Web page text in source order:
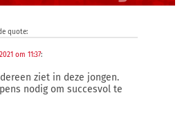
quote:
om 11:37:
ziet in deze jongen.
nodig om succesvol te